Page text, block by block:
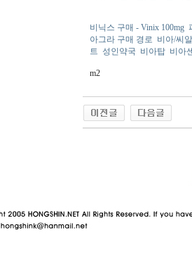
비닉스 구매 - Vinix 100mg
아그라 구매 경로 비아/씨
트 성인약국 비아탑 비아
m2